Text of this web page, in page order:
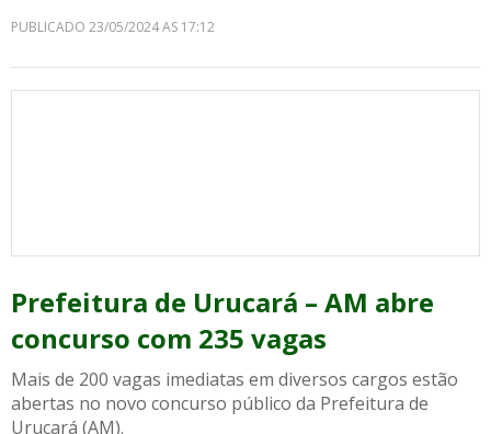
PUBLICADO 23/05/2024 AS 17:12
Prefeitura de Urucará – AM abre
concurso com 235 vagas
Mais de 200 vagas imediatas em diversos cargos estão
abertas no novo concurso público da Prefeitura de
Urucará (AM).